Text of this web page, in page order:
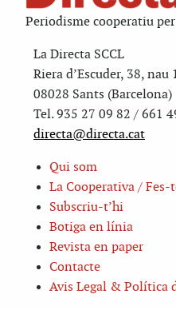
Periodisme cooperatiu
La Directa SCCL
Riera d’Escuder, 38, nau
08028 Sants (Barcelona)
Tel. 935 27 09 82 / 661
directa@directa.cat
Qui som
La Cooperativa / Fes-
Subscriu-t’hi
Botiga en línia
Revista en paper
Contacte
Avis Legal & Política